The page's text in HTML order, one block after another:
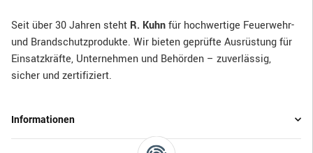
Seit über 30 Jahren steht R. Kuhnfür hochwertige Feuerwehr-
und Brandschutzprodukte. Wir bieten geprüfte Ausrüstung für
Einsatzkräfte, Unternehmen und Behörden – zuverlässig,
sicher und zertifiziert.
Informationen